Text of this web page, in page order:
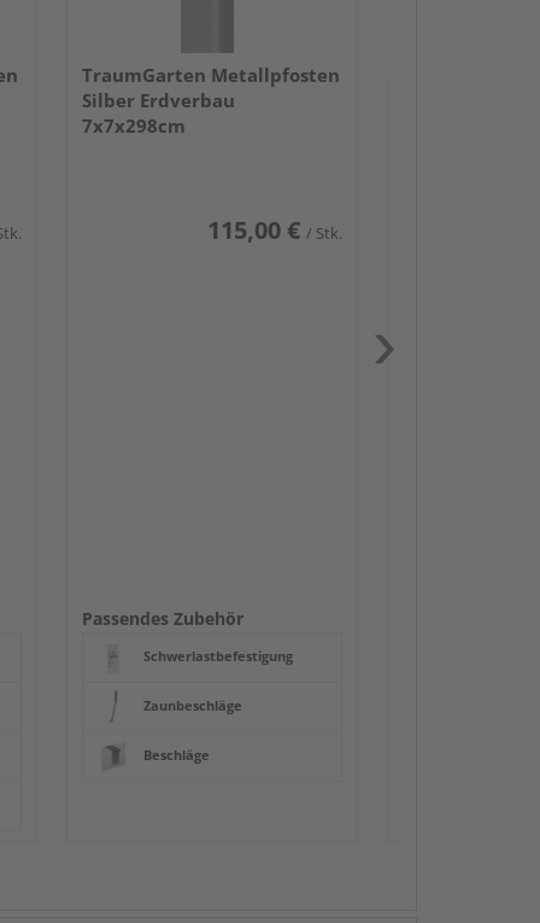
TraumGarten Metallpfosten
Silber Erdverbau
7x7x298cm
115,00 € / Stk.
Passendes Zubehör
Schwerlastbefestigung
Zaunbeschläge
Beschläge